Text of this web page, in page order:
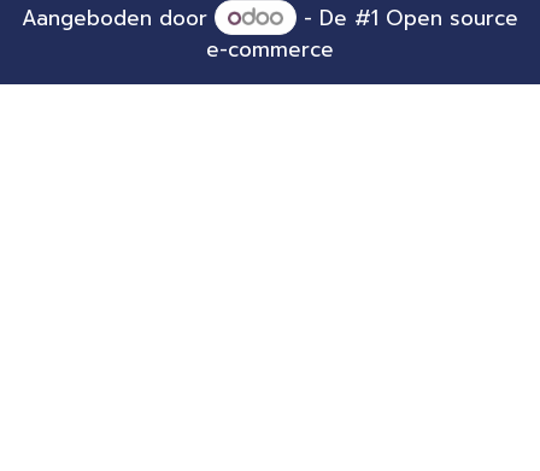
Aangeboden door - De #1 Open source
e-commerce